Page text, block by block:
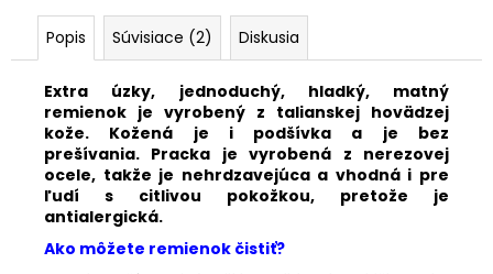
Popis Súvisiace (2) Diskusia
Extra úzky, jednoduchý, hladký, matný
remienok je vyrobený z talianskej hovädzej
kože. Kožená je i podšívka a je bez
prešívania. Pracka je vyrobená z nerezovej
ocele, takže je nehrdzavejúca a vhodná i pre
ľudí s citlivou pokožkou, pretože je
antialergická.
Ako môžete remienok čistiť?
SWATCH
S245/M/11
€25,90